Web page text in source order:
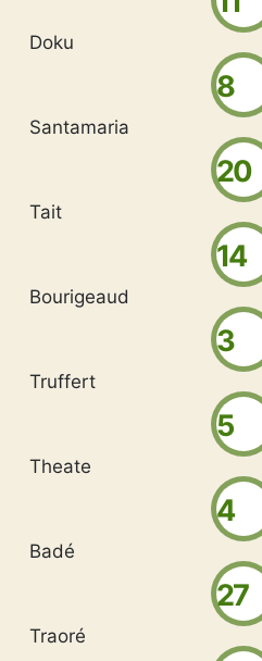
Doku
8
Santamaria
20
Tait
14
Bourigeaud
3
Truffert
5
Theate
4
Badé
27
Traoré